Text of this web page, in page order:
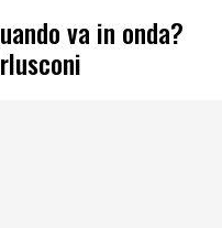
va in onda?